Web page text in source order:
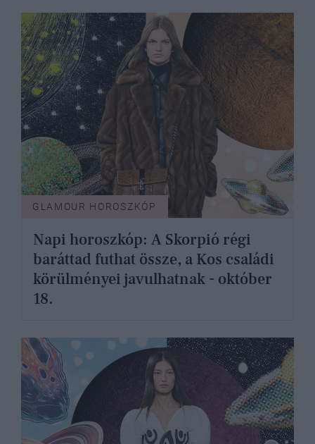
GLAMOUR HOROSZKÓP
Napi horoszkóp: A Skorpió régi
baráttad futhat össze, a Kos családi
körülményei javulhatnak - október
18.